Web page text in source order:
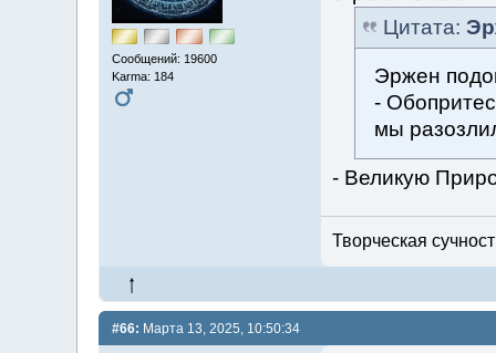
Сообщений: 19600
Karma: 184
Цитата:
Эржен
-
мы
- Великую
Творческая
#66: Марта 13, 2025, 10:50:34